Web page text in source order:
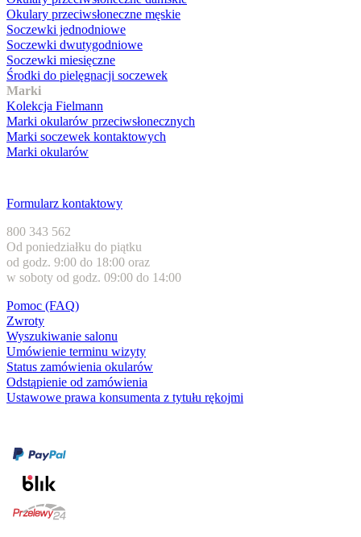
Okulary przeciwsłoneczne męskie
Soczewki jednodniowe
Soczewki dwutygodniowe
Soczewki miesięczne
Środki do pielęgnacji soczewek
Marki
Kolekcja Fielmann
Marki okularów przeciwsłonecznych
Marki soczewek kontaktowych
Marki okularów
Formularz kontaktowy
800 343 562
Od poniedziałku do piątku
od godz. 9:00 do 18:00 oraz
w soboty od godz. 09:00 do 14:00
Pomoc (FAQ)
Zwroty
Wyszukiwanie salonu
Umówienie terminu wizyty
Status zamówienia okularów
Odstąpienie od zamówienia
Ustawowe prawa konsumenta z tytułu rękojmi